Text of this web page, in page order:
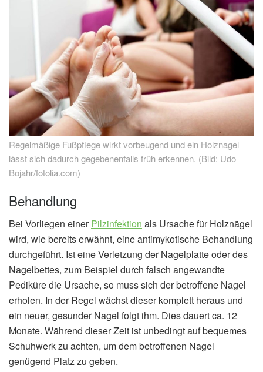
Regelmäßige Fußpflege wirkt vorbeugend und ein Holznagel
lässt sich dadurch gegebenenfalls früh erkennen. (Bild: Udo
Bojahr/fotolia.com)
Behandlung
Bei Vorliegen einerPilzinfektion als Ursache für Holznägel
wird, wie bereits erwähnt, eine antimykotische Behandlung
durchgeführt. Ist eine Verletzung der Nagelplatte oder des
Nagelbettes, zum Beispiel durch falsch angewandte
Pediküre die Ursache, so muss sich der betroffene Nagel
erholen. In der Regel wächst dieser komplett heraus und
ein neuer, gesunder Nagel folgt ihm. Dies dauert ca. 12
Monate. Während dieser Zeit ist unbedingt auf bequemes
Schuhwerk zu achten, um dem betroffenen Nagel
genügend Platz zu geben.